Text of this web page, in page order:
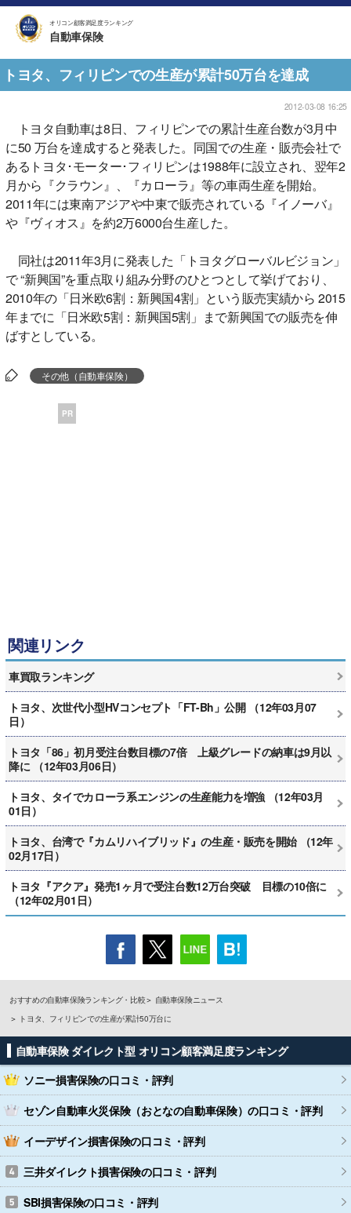
オリコン顧客満足度ランキング
自動車保険
トヨタ、フィリピンでの生産が累計50万台を達成
2012-03-08 16:25
トヨタ自動車は8日、フィリピンでの累計生産台数が3月中
に50 万台を達成すると発表した。同国での生産・販売会社で
あるトヨタ･モーター･フィリピンは1988年に設立され、翌年2
月から『クラウン』、『カローラ』等の車両生産を開始。
2011年には東南アジアや中東で販売されている『イノーバ』
や『ヴィオス』を約2万6000台生産した。
同社は2011年3月に発表した「トヨタグローバルビジョン」
で “新興国”を重点取り組み分野のひとつとして挙げており、
2010年の「日米欧6割：新興国4割」という販売実績から 2015
年までに「日米欧5割：新興国5割」まで新興国での販売を伸
ばすとしている。
その他（自動車保険）
PR
関連リンク
車買取ランキング
トヨタ、次世代小型HVコンセプト「FT-Bh」公開 （12年03月07
日）
トヨタ「86」初月受注台数目標の7倍 上級グレードの納車は9月以
降に （12年03月06日）
トヨタ、タイでカローラ系エンジンの生産能力を増強 （12年03月
01日）
トヨタ、台湾で『カムリハイブリッド』の生産・販売を開始 （12年
02月17日）
トヨタ『アクア』発売1ヶ月で受注台数12万台突破 目標の10倍に
（12年02月01日）
おすすめの自動車保険ランキング・比較
自動車保険ニュース
トヨタ、フィリピンでの生産が累計50万台に
自動車保険 ダイレクト型 オリコン顧客満足度ランキング
ソニー損害保険の口コミ・評判
セゾン自動車火災保険（おとなの自動車保険）の口コミ・評判
イーデザイン損害保険の口コミ・評判
三井ダイレクト損害保険の口コミ・評判
SBI損害保険の口コミ・評判